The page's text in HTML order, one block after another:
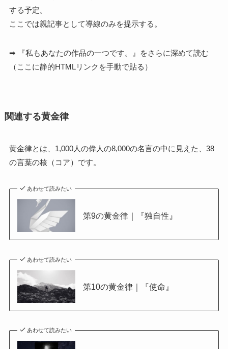
する予定。
ここでは親記事として導線のみを提示する。
➡ 『私もあなたの作品の一つです。』をさらに深めて読む
（ここに静的HTMLリンクを手動で貼る）
関連する黄金律
黄金律とは、1,000人の偉人の8,000の名言の中に見えた、38
の言葉の核（コア）です。
あわせて読みたい
第9の黄金律｜『独自性』
あわせて読みたい
第10の黄金律｜『使命』
あわせて読みたい